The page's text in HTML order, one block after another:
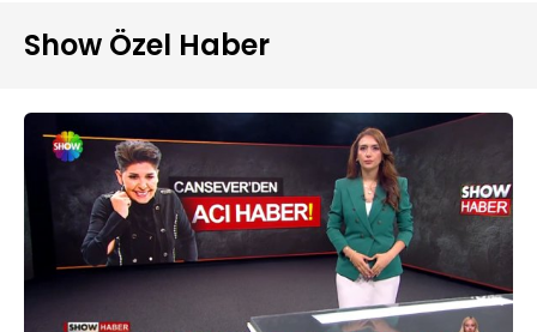
Show Özel Haber